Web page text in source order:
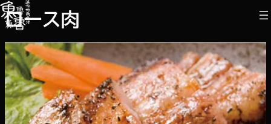
内
容
を
ス
キ
ッ
プ
ロース肉